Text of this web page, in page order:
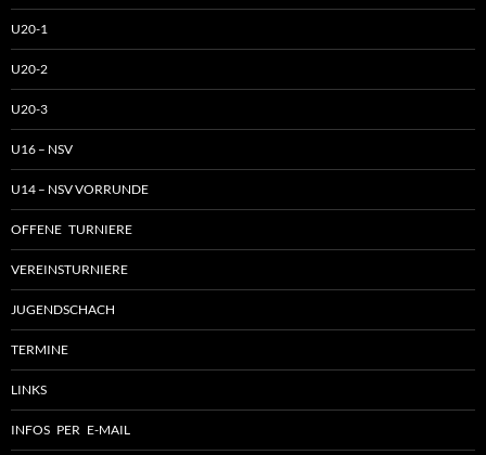
U20-1
U20-2
U20-3
U16 – NSV
U14 – NSV VORRUNDE
OFFENE TURNIERE
VEREINSTURNIERE
JUGENDSCHACH
TERMINE
LINKS
INFOS PER E-MAIL